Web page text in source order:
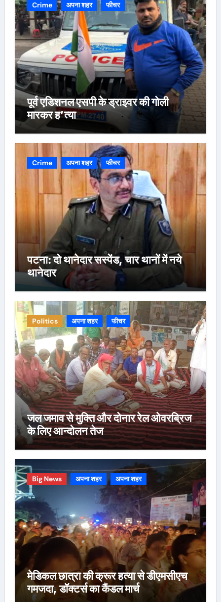
Crime अपना शहर फीचर
पूर्व एडिशनल एसपी के ड्राइवर की गोली
मारकर ह’त्या
Crime अपना शहर फीचर
पटना: दो थानेदार सस्पेंड, चार थानों में नये
थानेदार
Politics अपना शहर फीचर
जल जमाव से मुक्ति और दोनार रेल ओवरब्रिज
के लिए आन्दोलन तेज
Big News अपना शहर अपना शहर
मेडिकल छात्रा की क्रूर हत्या से डीएमसीएच
गमजदा, डॉक्टर्स का कैंडल मार्च